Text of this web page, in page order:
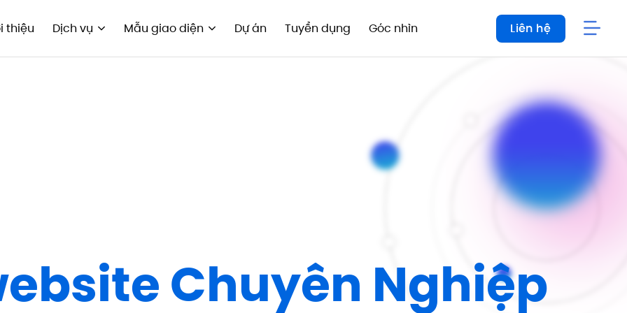
thiệu Dịch vụ Mẫu giao diện Dự án Tuyển dụng Góc nhìn Liên hệ
Chuyên Nghiệp